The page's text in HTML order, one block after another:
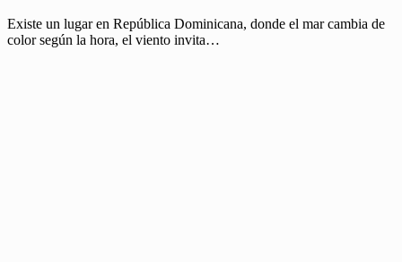
Existe un lugar en República Dominicana, donde el mar cambia de
color según la hora, el viento invita…